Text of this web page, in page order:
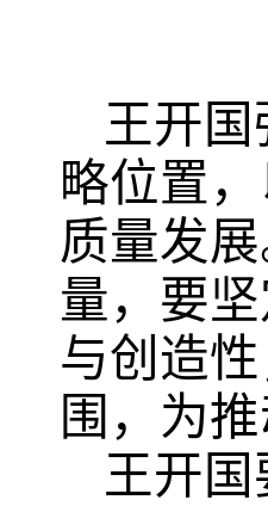
王开
略位置
质量发
量，要
与创造
围，为
王开